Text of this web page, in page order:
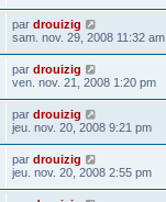
par drouizig
sam. nov. 29, 2008 11:32 am
par drouizig
ven. nov. 21, 2008 1:20 pm
par drouizig
jeu. nov. 20, 2008 9:21 pm
par drouizig
jeu. nov. 20, 2008 2:55 pm